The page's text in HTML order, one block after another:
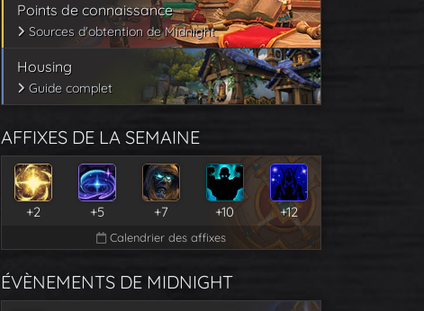
Points de connaissance
Sources d'obtention de Midnight
Housing
Guide complet
AFFIXES DE LA SEMAINE
+2 +5 +7 +10 +12
Calendrier des affixes
ÉVÈNEMENTS DE MIDNIGHT